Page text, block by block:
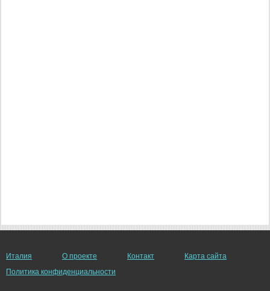
Италия О проекте Контакт
Карта сайта
Политика конфиденциальности